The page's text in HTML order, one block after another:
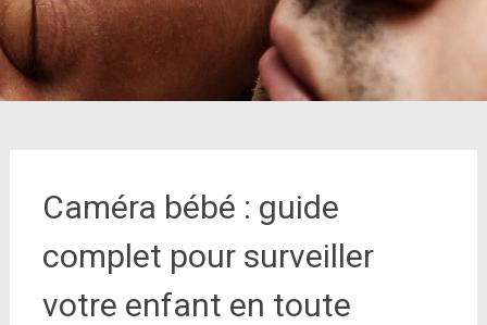
Caméra bébé : guide
complet pour surveiller
votre enfant en toute